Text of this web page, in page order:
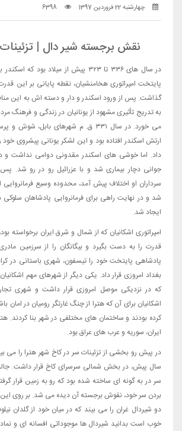
چهارشنبه 22 فروردین 1397 6398
نقش برجسته شیر دال |
در سال های ۳۳۶ تا ۳۲۳ پیش از میلاد بود
پایتخت امپراتوری هخامنشیان، نقطه پایانی بر این
گذاشت. پس از ورود اسکندر و دار و دسته اش به این
به تدریج تأثیری مشهود از یونانیان در زندگی و فرهنگ
می خورد. در سال ۳۳۱ ق. م شهرهای بابل،
ارتش اسکندر افتاده بود و این لشکر یونانی پیشروی خود
جوانی دچار بیماری شد و با عزرائیل رو در رو شد. پس
سرداران او اختلاف پیش آمد، محدوده وسیع
شد و در نهایت راهی برای فرمانروایی پادشاهان سلوکی
ایجاد شد.
امپراتوری اشکانیان که از شمال و شرق ایران برخواسته
قدرت را به دست بگیرد و بیگانگان را از سرزمین
پادشاهی پایتخت خود را تیسفون، شهری باستانی در
بغداد امروزی قرار داد. یکی دیگر از شهرهای مهم
که در نزدیکی موصل امروزی قرار داشت و شهری
اشکانیان برای آن که هترا از چنگ غارتگر رومیان در امان
کرده بودند و ساختمان های مختلفی در شهر بنا کردند.
ایران، سوریه و عرب های عراق بود.
سال پیش، در بخش شمالی سرسرای کاخ قرار داشت.
سر در به گونه ای ساخته شده بود که رو به زمین قرار گرفته
بردن سر خود، نقوش برجسته آن دیده می شد. بر روی
دو شیردال غران را می بیند که در میان خود از گلدان
خوب است بدانید شیردال ها موجوداتی افسانه ای و